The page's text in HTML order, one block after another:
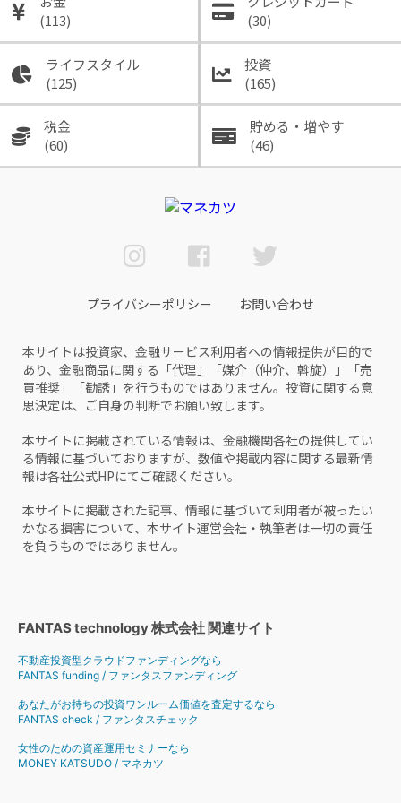
(113)
(30)
ライフスタイル
(125)
投資
(165)
税金
(60)
貯める・増やす
(46)
プライバシーポリシー お問い合わせ
本サイトは投資家、金融サービス利用者への情報提供が目的で
あり、金融商品に関する「代理」「媒介（仲介、斡旋）」「売
買推奨」「勧誘」を行うものではありません。投資に関する意
思決定は、ご自身の判断でお願い致します。
本サイトに掲載されている情報は、金融機関各社の提供してい
る情報に基づいておりますが、数値や掲載内容に関する最新情
報は各社公式HPにてご確認ください。
本サイトに掲載された記事、情報に基づいて利用者が被ったい
かなる損害について、本サイト運営会社・執筆者は一切の責任
を負うものではありません。
FANTAS technology 株式会社 関連サイト
不動産投資型クラウドファンディングなら
FANTAS funding / ファンタスファンディング
あなたがお持ちの投資ワンルーム価値を査定するなら
FANTAS check / ファンタスチェック
女性のための資産運用セミナーなら
MONEY KATSUDO / マネカツ